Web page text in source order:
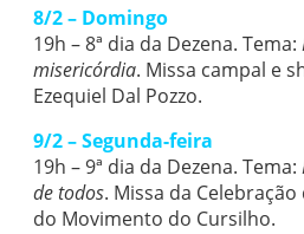
8/2 – Domingo
19h – 8ª dia da Dezena. Tema:
misericórdia. Missa campal e
Ezequiel Dal Pozzo.
9/2 – Segunda-feira
19h – 9ª dia da Dezena. Tema:
de todos. Missa da
do Movimento do Cursilho.